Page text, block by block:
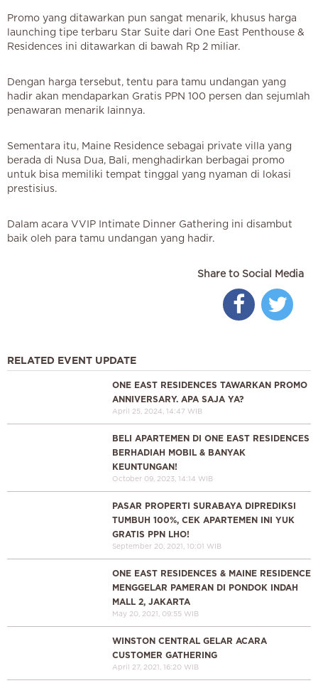
Promo yang ditawarkan pun sangat menarik, khusus harga
launching tipe terbaru Star Suite dari One East Penthouse &
Residences ini ditawarkan di bawah Rp 2 miliar.
Dengan harga tersebut, tentu para tamu undangan yang
hadir akan mendaparkan Gratis PPN 100 persen dan sejumlah
penawaran menarik lainnya.
Sementara itu, Maine Residence sebagai private villa yang
berada di Nusa Dua, Bali, menghadirkan berbagai promo
untuk bisa memiliki tempat tinggal yang nyaman di lokasi
prestisius.
Dalam acara VVIP Intimate Dinner Gathering ini disambut
baik oleh para tamu undangan yang hadir.
Share to Social Media
RELATED EVENT UPDATE
ONE EAST RESIDENCES TAWARKAN PROMO
ANNIVERSARY. APA SAJA YA?
April 25, 2024, 14:47 WIB
BELI APARTEMEN DI ONE EAST RESIDENCES
BERHADIAH MOBIL & BANYAK
KEUNTUNGAN!
October 09, 2023, 14:14 WIB
PASAR PROPERTI SURABAYA DIPREDIKSI
TUMBUH 100%, CEK APARTEMEN INI YUK
GRATIS PPN LHO!
September 20, 2021, 10:01 WIB
ONE EAST RESIDENCES & MAINE RESIDENCE
MENGGELAR PAMERAN DI PONDOK INDAH
MALL 2, JAKARTA
May 20, 2021, 09:55 WIB
WINSTON CENTRAL GELAR ACARA
CUSTOMER GATHERING
April 27, 2021, 16:20 WIB